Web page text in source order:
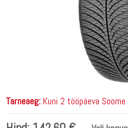
Tarneaeg: Kuni 2 tööpäeva